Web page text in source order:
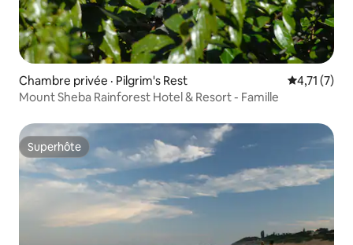
Chambre privée · Pilgrim's Rest Note
4,71 (7)
Mount Sheba Rainforest Hotel & Resort - Famille
Superhôte
Superhôte